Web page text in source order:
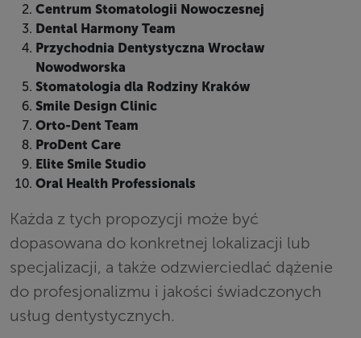
Centrum Stomatologii Nowoczesnej
Dental Harmony Team
Przychodnia Dentystyczna Wrocław
Nowodworska
Stomatologia dla Rodziny Kraków
Smile Design Clinic
Orto-Dent Team
ProDent Care
Elite Smile Studio
Oral Health Professionals
Każda z tych propozycji może być
dopasowana do konkretnej lokalizacji lub
specjalizacji, a także odzwierciedlać dążenie
do profesjonalizmu i jakości świadczonych
usług dentystycznych.